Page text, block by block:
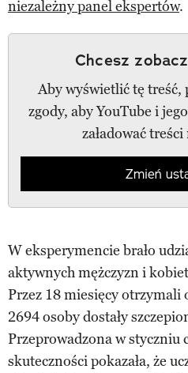
niezależny panel ekspertów.
Chcesz
Aby wyświetlić tę
zgody, aby YouTube i
załadować
Zmień
W eksperymencie brało
aktywnych mężczyzn i
Przez 18 miesięcy otrzymali
2694 osoby dostały
Przeprowadzona w styczniu
skuteczności pokazała, że